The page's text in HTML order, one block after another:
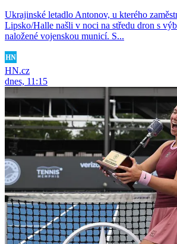
Ukrajinské letadlo Antonov, u kterého
Lipsko/Halle našli v noci na středu dron s
naložené vojenskou municí. S...
HN.cz
dnes, 11:15